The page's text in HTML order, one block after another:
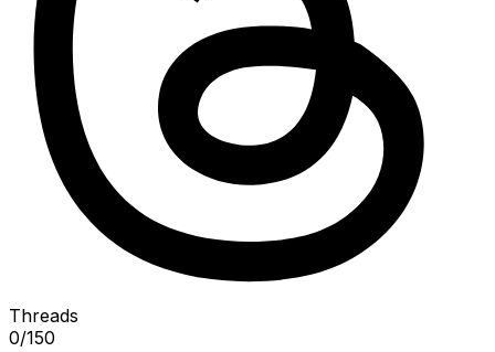
Threads
0/150